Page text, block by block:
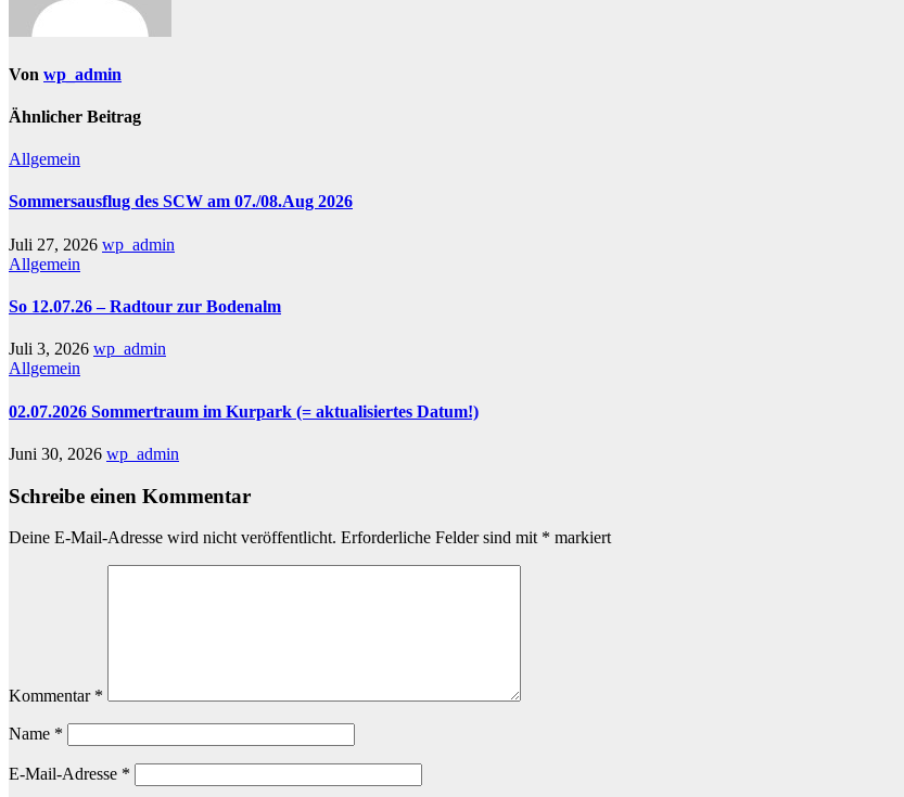
Von wp_admin
Ähnlicher Beitrag
Allgemein
Sommersausflug des SCW am 07./08.Aug 2026
Juli 27, 2026 wp_admin
Allgemein
So 12.07.26 – Radtour zur Bodenalm
Juli 3, 2026 wp_admin
Allgemein
02.07.2026 Sommertraum im Kurpark (= aktualisiertes Datum!)
Juni 30, 2026 wp_admin
Schreibe einen Kommentar
Deine E-Mail-Adresse wird nicht veröffentlicht. Erforderliche Felder sind mit * markiert
Kommentar *
Name *
E-Mail-Adresse *